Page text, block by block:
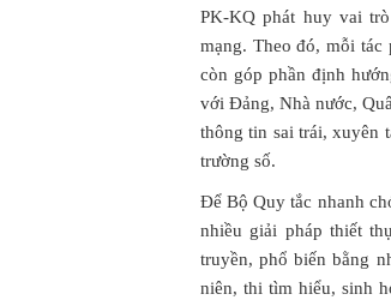
PK-KQ phát huy vai
mạng. Theo đó, mỗi
còn góp phần định
với Đảng, Nhà nước,
thông tin sai trái, xuyên
trường số.
Để Bộ Quy tắc nhanh
nhiều giải pháp thiết
truyền, phổ biến bằng
niên, thi tìm hiểu, sinh